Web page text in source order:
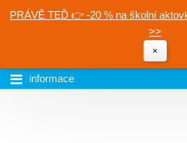
PRÁVĚ TEĎ 👉 -20 % na školní
>>
×
informace